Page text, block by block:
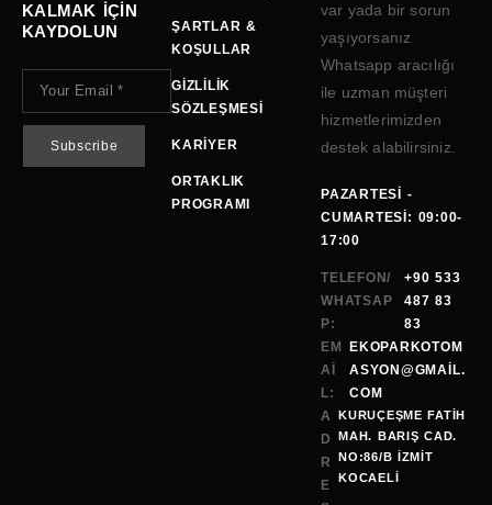
KALMAK IÇIN
KAYDOLUN
ŞARTLAR &
KOŞULLAR
GIZLILIK
SÖZLEŞMESI
KARIYER
ORTAKLIK
PROGRAMI
var yada bir sorun
yaşıyorsanız
Whatsapp aracılığı
ile uzman müşteri
hizmetlerimizden
destek alabilirsiniz.
PAZARTESI -
CUMARTESI: 09:00-
17:00
TELEFON/
WHATSAP
P:
+90 533
487 83
83
EM
AI
L:
EKOPARKOTOM
ASYON@GMAİL.
COM
A
D
R
E
KURUÇEŞME FATİH
MAH. BARIŞ CAD.
NO:86/B İZMİT
KOCAELI